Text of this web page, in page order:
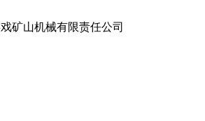
矿山机械有限责任公司